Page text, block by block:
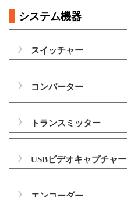
システム機器
スイッチャー
コンバーター
トランスミッター
USBビデオキャプチャー